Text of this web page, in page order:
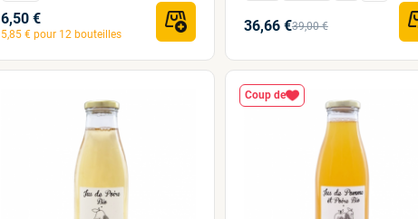
6,50 €
5,85 € pour 12 bouteilles 36,66 €39,00 €
Coup de